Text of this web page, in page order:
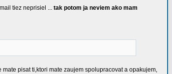
tiez neprisiel ... tak potom ja neviem ako mam
pisat ti,ktori mate zaujem spolupracovat a opakujem,